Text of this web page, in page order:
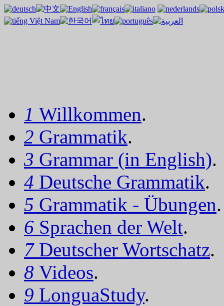
1 Willkommen.
2 Grammatik.
3 Grammar (in English).
4 Deutsche Grammatik.
5 Grammatik - Übungen.
6 Sprachen der Welt.
7 Deutscher Wortschatz.
8 Videos.
9 LonguaStudy.